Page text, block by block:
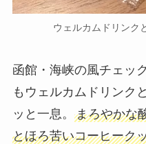
ウェルカムドリンク
函館・海峡の風チェッ
もウェルカムドリンク
ッと一息。 まろやかな
とほろ苦いコーヒーク